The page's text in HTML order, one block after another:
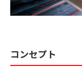
コンセプト